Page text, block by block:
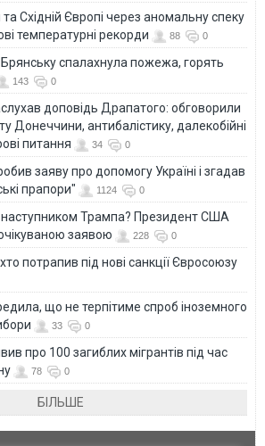
Східній Європі через аномальну спеку
температурні рекорди
88 0
Брянську спалахнула пожежа, горять
143 0
доповідь Драпатого: обговорили
Донеччини, антибалістику, далекобійні
питання
34 0
заяву про допомогу Україні і згадав
прапори"
1124 0
наступником Трампа? Президент США
заявою
228 0
потрапив під нові санкції Євросоюзу
що не терпітиме спроб іноземного
33 0
про 100 загиблих мігрантів під час
78 0
БІЛЬШЕ